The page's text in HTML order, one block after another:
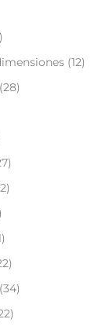
(12)
(28)
(34)